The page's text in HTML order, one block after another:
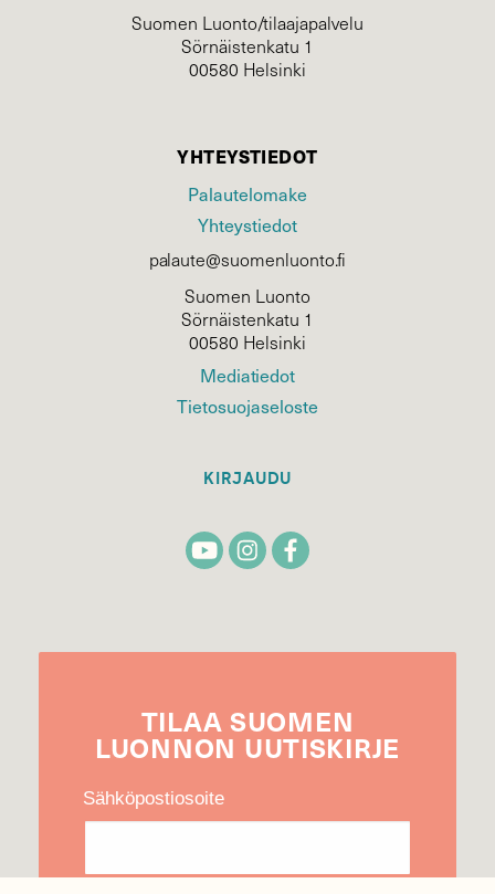
Suomen Luonto/tilaajapalvelu
Sörnäistenkatu 1
00580 Helsinki
YHTEYSTIEDOT
Palautelomake
Yhteystiedot
palaute@suomenluonto.fi
Suomen Luonto
Sörnäistenkatu 1
00580 Helsinki
Mediatiedot
Tietosuojaseloste
KIRJAUDU
TILAA SUOMEN
LUONNON UUTIS­KIRJE
Sähköpostiosoite